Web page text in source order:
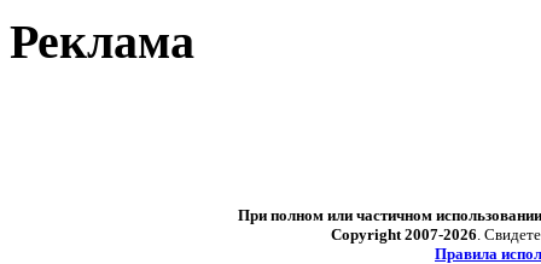
Реклама
При полном или частичном
Copyright 2007-2026 .
Правила